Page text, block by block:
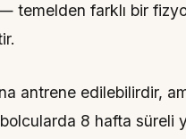
temelden farklı bir
antrene edilebilirdir,
8 hafta süreli